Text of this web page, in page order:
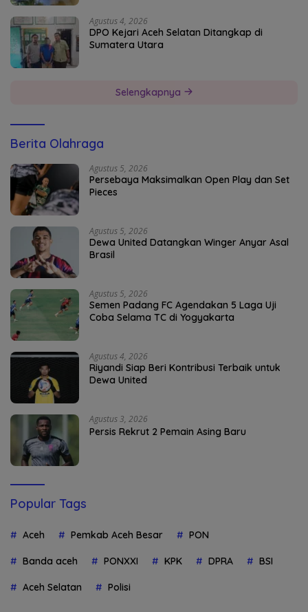
Agustus 4, 2026
DPO Kejari Aceh Selatan Ditangkap di
Sumatera Utara
Selengkapnya
Berita Olahraga
Agustus 5, 2026
Persebaya Maksimalkan Open Play dan Set
Pieces
Agustus 5, 2026
Dewa United Datangkan Winger Anyar Asal
Brasil
Agustus 5, 2026
Semen Padang FC Agendakan 5 Laga Uji
Coba Selama TC di Yogyakarta
Agustus 4, 2026
Riyandi Siap Beri Kontribusi Terbaik untuk
Dewa United
Agustus 3, 2026
Persis Rekrut 2 Pemain Asing Baru
Popular Tags
Aceh Pemkab Aceh Besar PON
Banda aceh PONXXI KPK DPRA BSI
Aceh Selatan Polisi